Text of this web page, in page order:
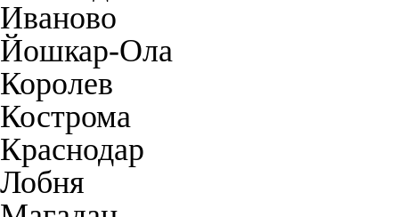
Иваново
Йошкар-Ола
Королев
Кострома
Краснодар
Лобня